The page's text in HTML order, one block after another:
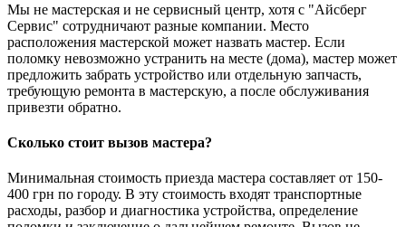
Мы не мастерская и не сервисный центр, хотя с "Айсберг
Сервис" сотрудничают разные компании. Место
расположения мастерской может назвать мастер. Если
поломку невозможно устранить на месте (дома), мастер может
предложить забрать устройство или отдельную запчасть,
требующую ремонта в мастерскую, а после обслуживания
привезти обратно.
Сколько стоит вызов мастера?
Минимальная стоимость приезда мастера составляет от 150-
400 грн по городу. В эту стоимость входят транспортные
расходы, разбор и диагностика устройства, определение